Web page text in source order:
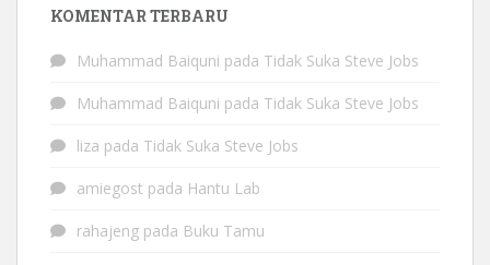
KOMENTAR TERBARU
Muhammad Baiquni pada Tidak Suka Steve Jobs
Muhammad Baiquni pada Tidak Suka Steve Jobs
liza pada Tidak Suka Steve Jobs
amiegost pada Hantu Lab
rahajeng pada Buku Tamu